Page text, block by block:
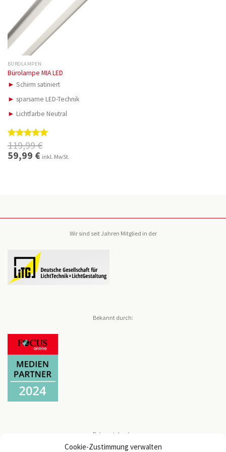
Cookie-Zustimmung verwalten
BÜROLAMPEN
Bürolampe MIA LED
► Schirm satiniert
► sparsame LED-Technik
► Lichtfarbe Neutral
Bewertet
mit 5.00
von 5
119,99€
Ursprünglicher
Preis
59,99 €Aktueller
Preis
inkl. MwSt.
Wir sind seit Jahren Mitglied in der
Bekannt durch:
Bekannt durch: